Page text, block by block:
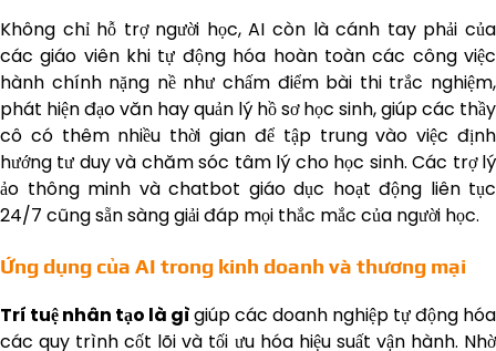
Không chỉ hỗ trợ người học, AI còn là cánh tay phải của
các giáo viên khi tự động hóa hoàn toàn các công việc
hành chính nặng nề như chấm điểm bài thi trắc nghiệm,
phát hiện đạo văn hay quản lý hồ sơ học sinh, giúp các thầy
cô có thêm nhiều thời gian để tập trung vào việc định
hướng tư duy và chăm sóc tâm lý cho học sinh. Các trợ lý
ảo thông minh và chatbot giáo dục hoạt động liên tục
24/7 cũng sẵn sàng giải đáp mọi thắc mắc của người học.
Ứng dụng của AI trong kinh doanh và thương mại
Trí tuệ nhân tạo là gìgiúp các doanh nghiệp tự động hóa
các quy trình cốt lõi và tối ưu hóa hiệu suất vận hành. Nhờ